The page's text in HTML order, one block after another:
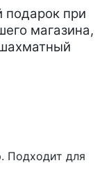
при
магазина,
Подходит для